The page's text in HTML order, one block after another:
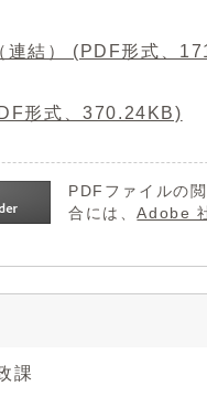
連結） (PDF形式、
形式、370.24KB)
PDFファイルの
合には、Adobe
課